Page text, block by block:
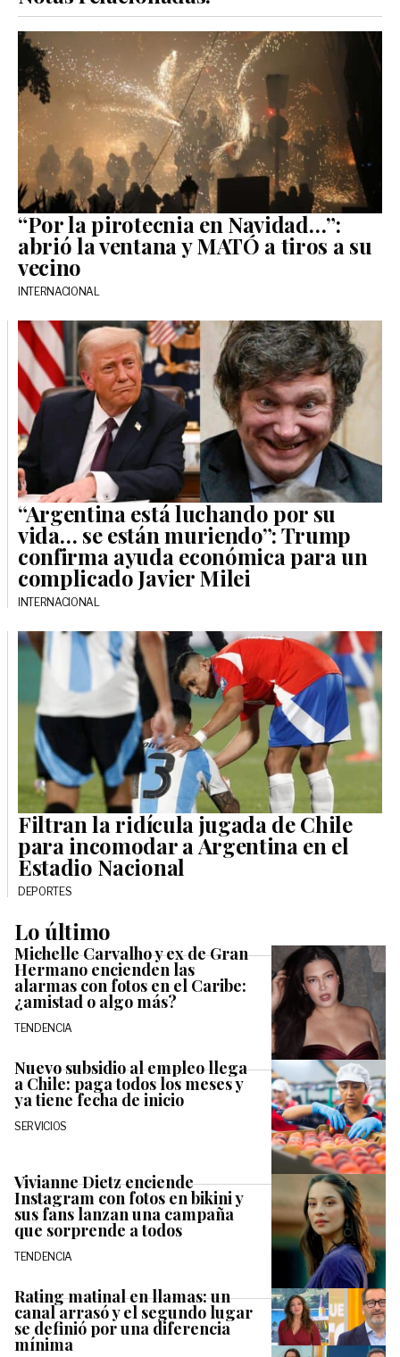
“Por la pirotecnia en Navidad…”:
abrió la ventana y MATÓ a tiros a su
vecino
INTERNACIONAL
“Argentina está luchando por su
vida… se están muriendo”: Trump
confirma ayuda económica para un
complicado Javier Milei
INTERNACIONAL
Filtran la ridícula jugada de Chile
para incomodar a Argentina en el
Estadio Nacional
DEPORTES
Lo último
Michelle Carvalho y ex de Gran
Hermano encienden las
alarmas con fotos en el Caribe:
¿amistad o algo más?
TENDENCIA
Nuevo subsidio al empleo llega
a Chile: paga todos los meses y
ya tiene fecha de inicio
SERVICIOS
Vivianne Dietz enciende
Instagram con fotos en bikini y
sus fans lanzan una campaña
que sorprende a todos
TENDENCIA
Rating matinal en llamas: un
canal arrasó y el segundo lugar
se definió por una diferencia
mínima